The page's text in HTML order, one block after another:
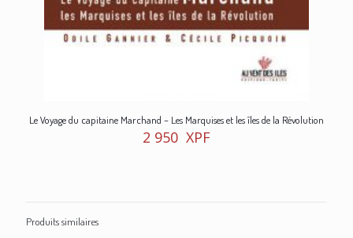
Le Voyage du capitaine Marchand – Les Marquises et les îles de la Révolution
2 950 XPF
Produits similaires